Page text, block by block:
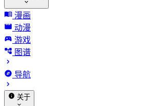
漫画
动漫
游戏
图谱
导航
关于